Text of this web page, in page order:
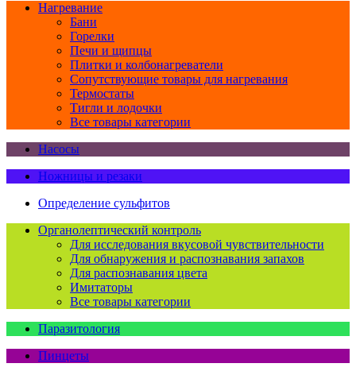
Нагревание
Бани
Горелки
Печи и щипцы
Плитки и колбонагреватели
Сопутствующие товары для нагревания
Термостаты
Тигли и лодочки
Все товары категории
Насосы
Ножницы и резаки
Определение сульфитов
Органолептический контроль
Для исследования вкусовой чувствительности
Для обнаружения и распознавания запахов
Для распознавания цвета
Имитаторы
Все товары категории
Паразитология
Пинцеты